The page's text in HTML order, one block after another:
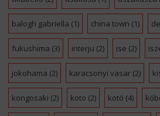
balogh gabriella (1) china town (1)
fukushima (3) interju (2) ise (2)
jokohama (2) karacsonyi vasar(2)
kongosaki (2) koto (2) kotó (4)